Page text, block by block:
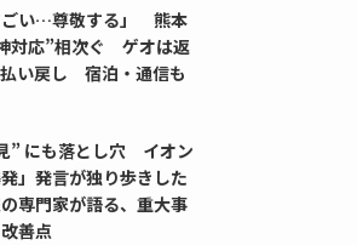
ごい…尊敬する」 熊本
対応”相次ぐ ゲオは返
い戻し 宿泊・通信も
” にも落とし穴 イオン
」発言が独り歩きした
専門家が語る、重大事
善点